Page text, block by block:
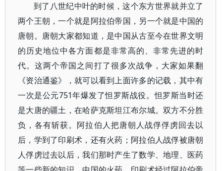
到了八世纪中叶的时候，这个东方世界就并立了
两个王朝，一个就是阿拉伯帝国，另一个就是中国的
唐朝。唐朝大家都知道，是中国从古至今在世界文明
的历史地位中各方面都是非常高的、非常先进的时
代。这两个帝国之间打了很多次战争，大家如果翻
《资治通鉴》，就可以看到上面许多的记载，其中有
一次是公元751年爆发了怛罗斯战役。怛罗斯当时还
是大唐的疆土，在哈萨克斯坦江布尔城。双方不分胜
负，各有斩获。阿拉伯人把唐朝人战俘俘虏回去以
后，学到了印刷术，还有火药；阿拉伯人战俘被唐朝
人俘虏过去以后，我们那时产生了数学、地理、医药